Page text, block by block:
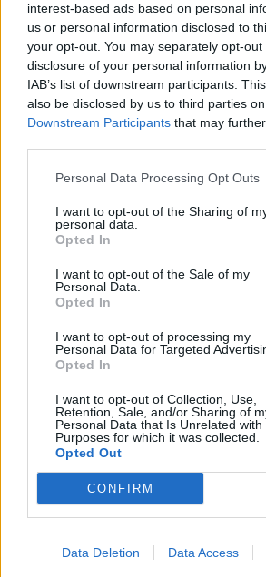
interest-based ads based on personal
us or personal information disclosed to
your opt-out. You may separately opt-
disclosure of your personal information
IAB’s list of downstream participants.
also be disclosed by us to third parties
Downstream Participants that may
Personal Data Processing Opt Outs
I want to opt-out of the Sharing of
personal data.
Opted In
I want to opt-out of the Sale of my
Personal Data.
Opted In
I want to opt-out of processing my
Personal Data for Targeted
Opted In
I want to opt-out of Collection, Use,
Retention, Sale, and/or Sharing of
Personal Data that Is Unrelated with
Purposes for which it was collected.
Opted Out
CONFIRM
Data Deletion Data Access
Partager le fichier
COMPIEGNE -
HUILES
le Web et les
Télécharger le fichier
OMPIEGNE -
ES ESSENTIELLES.pdf
Télécharger AROMA
- FORMATION HUILES
LLES.pdf